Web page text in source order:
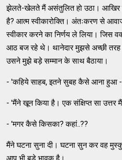
झेलते-खेलते मैं असंतुलित हो उठा। आखिर
है? आत्म स्वीकारोक्ति। अंतःकरण से
स्वीकार करने का निर्णय ले लिया। जिस
आठ बज रहे थे। थानेदार मुझसे अच्छी तरह
उसने मुझे बड़े सम्मान के साथ बैठाया।
- 'कहिये साहब, इतने सुबह कैसे आना हुआ
- 'मैंने खून किया है। एक संक्षिप्त सा उत्तर
- 'मगर कैसे किसका? कहां..??
मैंने घटना सुना दी। घटना सुन कर वह